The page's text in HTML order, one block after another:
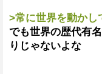
>常に世界を動かし
でも世界の歴代有
りじゃないよな